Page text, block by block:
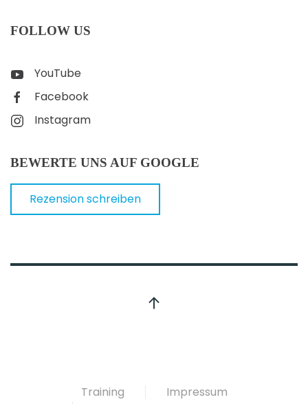
FOLLOW US
YouTube
Facebook
Instagram
BEWERTE UNS AUF GOOGLE
Rezension schreiben
Training
Impressum